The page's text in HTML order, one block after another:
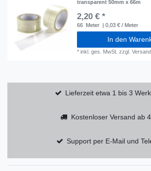
transparent 50mm x 66m
2,20 € *
66 Meter | 0,03 € / Meter
In den
*inkl. ges. MwSt. zzgl.
Lieferzeit etwa 1 bis 3
Kostenloser Versand ab
Support per E-Mail und